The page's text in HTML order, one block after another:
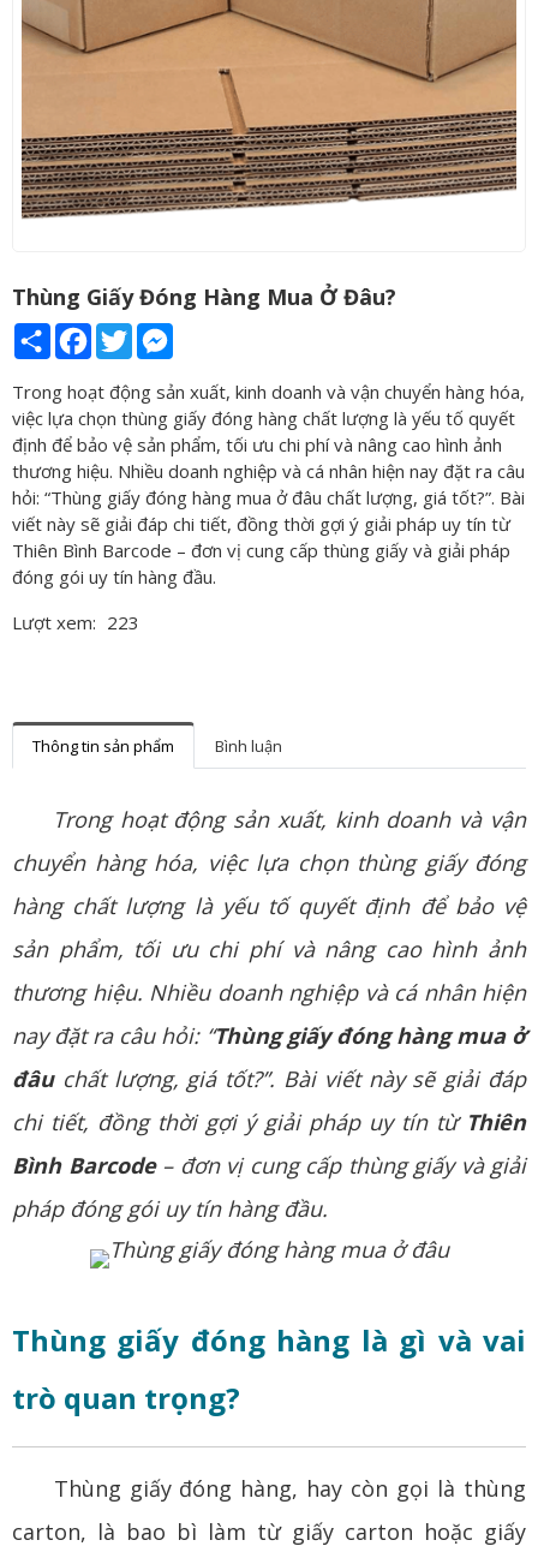
Thùng Giấy Đóng Hàng Mua Ở Đâu?
ShareFacebook
Twitter
Trong hoạt động sản xuất, kinh doanh và vận chuyển hàng hóa,
việc lựa chọn thùng giấy đóng hàng chất lượng là yếu tố quyết
định để bảo vệ sản phẩm, tối ưu chi phí và nâng cao hình ảnh
thương hiệu. Nhiều doanh nghiệp và cá nhân hiện nay đặt ra câu
hỏi: “Thùng giấy đóng hàng mua ở đâu chất lượng, giá tốt?”. Bài
viết này sẽ giải đáp chi tiết, đồng thời gợi ý giải pháp uy tín từ
Thiên Bình Barcode – đơn vị cung cấp thùng giấy và giải pháp
đóng gói uy tín hàng đầu.
Lượt xem: 223
Thông tin sản phẩm Bình luận
Trong hoạt động sản xuất, kinh doanh và vận
chuyển hàng hóa, việc lựa chọn thùng giấy đóng
hàng chất lượng là yếu tố quyết định để bảo vệ
sản phẩm, tối ưu chi phí và nâng cao hình ảnh
thương hiệu. Nhiều doanh nghiệp và cá nhân hiện
nay đặt ra câu hỏi: “Thùng giấy đóng hàng mua ở
đâuchất lượng, giá tốt?”. Bài viết này sẽ giải đáp
chi tiết, đồng thời gợi ý giải pháp uy tín từ Thiên
Bình Barcode– đơn vị cung cấp thùng giấy và giải
pháp đóng gói uy tín hàng đầu.
Thùng giấy đóng hàng là gì và vai
trò quan trọng?
Thùng giấy đóng hàng, hay còn gọi là thùng
carton, là bao bì làm từ giấy carton hoặc giấy